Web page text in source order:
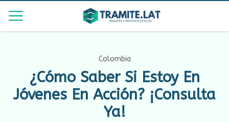
Colombia
¿Cómo Saber Si Estoy En
Jóvenes En Acción? ¡Consulta
Ya!